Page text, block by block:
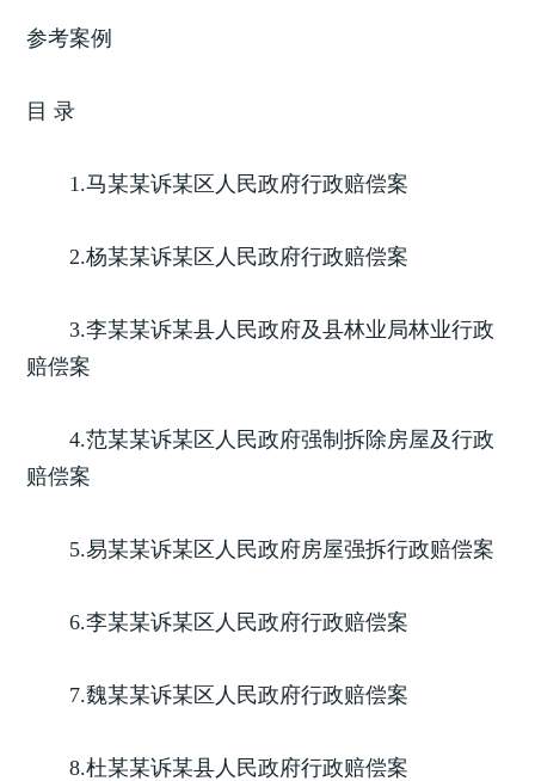
参考案例
目 录
1.马某某诉某区人民政府行政赔偿案
2.杨某某诉某区人民政府行政赔偿案
3.李某某诉某县人民政府及县林业局林业行政
赔偿案
4.范某某诉某区人民政府强制拆除房屋及行政
赔偿案
5.易某某诉某区人民政府房屋强拆行政赔偿案
6.李某某诉某区人民政府行政赔偿案
7.魏某某诉某区人民政府行政赔偿案
8.杜某某诉某县人民政府行政赔偿案